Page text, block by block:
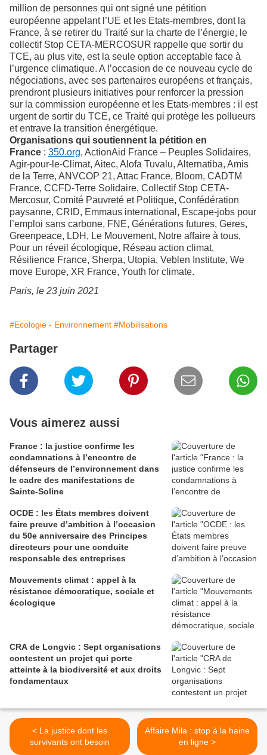
million de personnes qui ont signé une pétition
européenne appelant l’UE et les Etats-membres, dont la
France, à se retirer du Traité sur la charte de l’énergie, le
collectif Stop CETA-MERCOSUR rappelle que sortir du
TCE, au plus vite, est la seule option acceptable face à
l’urgence climatique. A l’occasion de ce nouveau cycle de
négociations, avec ses partenaires européens et français,
prendront plusieurs initiatives pour renforcer la pression
sur la commission européenne et les Etats-membres : il est
urgent de sortir du TCE, ce Traité qui protège les pollueurs
et entrave la transition énergétique.
Organisations qui soutiennent la pétition en
France : 350.org, ActionAid France – Peuples Solidaires,
Agir-pour-le-Climat, Aitec, Alofa Tuvalu, Alternatiba, Amis
de la Terre, ANVCOP 21, Attac France, Bloom, CADTM
France, CCFD-Terre Solidaire, Collectif Stop CETA-
Mercosur, Comité Pauvreté et Politique, Confédération
paysanne, CRID, Emmaus international, Escape-jobs pour
l’emploi sans carbone, FNE, Générations futures, Geres,
Greenpeace, LDH, Le Mouvement, Notre affaire à tous,
Pour un réveil écologique, Réseau action climat,
Résilience France, Sherpa, Utopia, Veblen Institute, We
move Europe, XR France, Youth for climate.
Paris, le 23 juin 2021
#Ecologie - Environnement #Mobilisations
Partager
Vous aimerez aussi
France : la justice confirme les
condamnations à l’encontre de
défenseurs de l’environnement dans
le cadre des manifestations de
Sainte-Soline
OCDE : les États membres doivent
faire preuve d’ambition à l’occasion
du 50e anniversaire des Principes
directeurs pour une conduite
responsable des entreprises
Mouvements climat : appel à la
résistance démocratique, sociale et
écologique
CRA de Longvic : Sept organisations
contestent un projet qui porte
atteinte à la biodiversité et aux droits
fondamentaux
< La justice dont les
survivants ont besoin
Affaire Mila : stop à la haine
en ligne >